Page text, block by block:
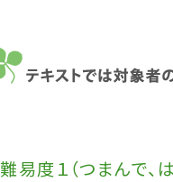
難易度１（つまんで、